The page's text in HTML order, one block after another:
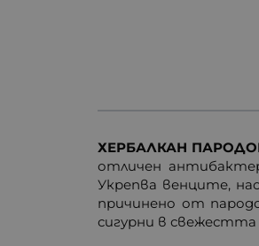
ХЕРБАЛКАН
отличен
Укрепва венците,
причинено от
сигурни в свежестта